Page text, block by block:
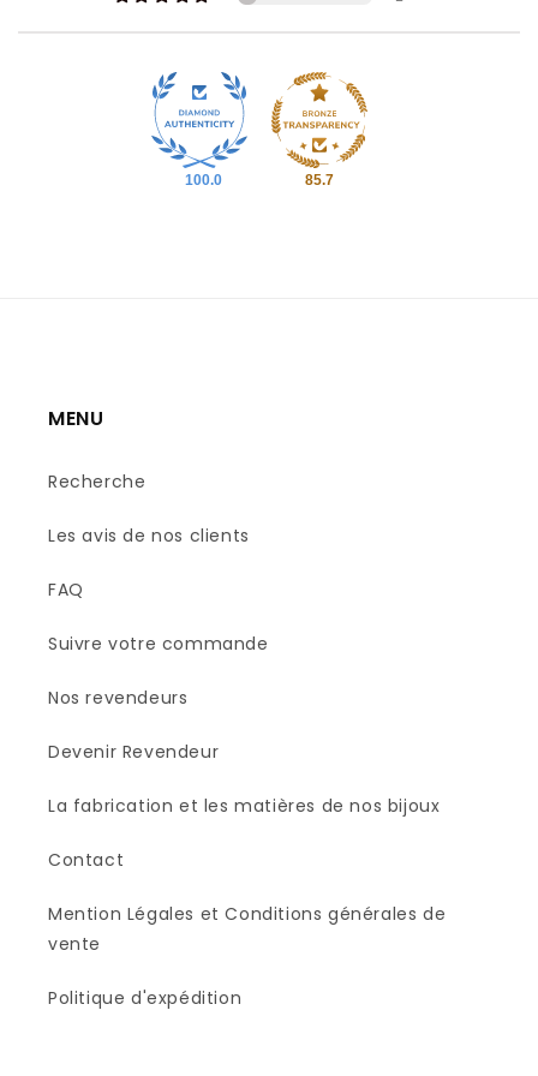
100.0 85.7
MENU
Recherche
Les avis de nos clients
FAQ
Suivre votre commande
Nos revendeurs
Devenir Revendeur
La fabrication et les matières de nos bijoux
Contact
Mention Légales et Conditions générales de
vente
Politique d'expédition